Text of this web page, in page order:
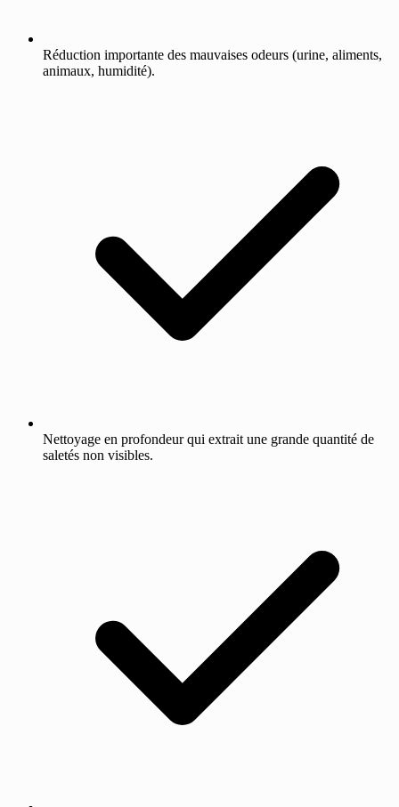
Réduction importante des mauvaises odeurs (urine, aliments,
animaux, humidité).
Nettoyage en profondeur qui extrait une grande quantité de
saletés non visibles.